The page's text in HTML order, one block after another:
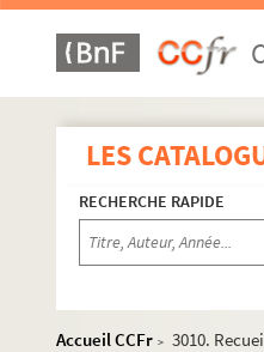
LES
RECHERCHE RAPIDE
Accueil CCFr > 3010.
2971. Palmarès de
2972. Abbé Jules-
2973. Anne-François
2974. Félix Haillot.
2975. Pièces
2976. Emile Socard.
2977. Lettres